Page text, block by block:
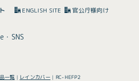
ENGLISH SITE 官公庁様向け
・SNS
一覧 | レインカバー | RC-HEFP2